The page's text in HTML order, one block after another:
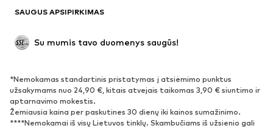
Proginiai
Išskirtiniai
BATAI
Naujienos
Sportbačiai
Aulinukai
SAUGUS APSIPIRKIMAS
Su mumis tavo duomenys saugūs!
*Nemokamas standartinis pristatymas į atsiėmimo punktus
užsakymams nuo 24,90 €, kitais atvejais taikomas 3,90 € siuntimo ir
aptarnavimo mokestis.
Žemiausia kaina per paskutines 30 dienų iki kainos sumažinimo.
****Nemokamai iš visų Lietuvos tinklų. Skambučiams iš užsienio gali